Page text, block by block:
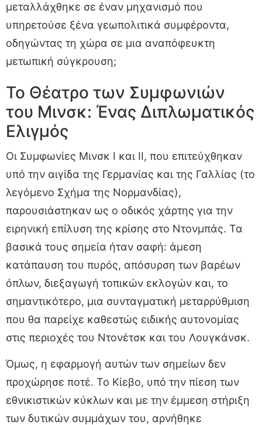
μεταλλάχθηκε σε έναν μηχανισμό που
υπηρετούσε ξένα γεωπολιτικά συμφέροντα,
οδηγώντας τη χώρα σε μια αναπόφευκτη
μετωπική σύγκρουση;
Το Θέατρο των Συμφωνιών
του Μινσκ: Ένας Διπλωματικός
Ελιγμός
Οι Συμφωνίες Μινσκ Ι και ΙΙ, που επιτεύχθηκαν
υπό την αιγίδα της Γερμανίας και της Γαλλίας (το
λεγόμενο Σχήμα της Νορμανδίας),
παρουσιάστηκαν ως ο οδικός χάρτης για την
ειρηνική επίλυση της κρίσης στο Ντονμπάς. Τα
βασικά τους σημεία ήταν σαφή: άμεση
κατάπαυση του πυρός, απόσυρση των βαρέων
όπλων, διεξαγωγή τοπικών εκλογών και, το
σημαντικότερο, μια συνταγματική μεταρρύθμιση
που θα παρείχε καθεστώς ειδικής αυτονομίας
στις περιοχές του Ντονέτσκ και του Λουγκάνσκ.
Όμως, η εφαρμογή αυτών των σημείων δεν
προχώρησε ποτέ. Το Κίεβο, υπό την πίεση των
εθνικιστικών κύκλων και με την έμμεση στήριξη
των δυτικών συμμάχων του, αρνήθηκε